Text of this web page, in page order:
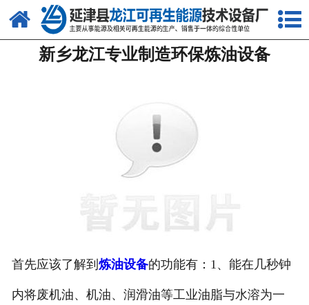
网站首页
关于我们
资质荣誉
联系我们
新乡龙江专业制造环保炼油设备
首先应该了解到 炼油设备的功能有：1、能在几秒钟
内将废机油、机油、润滑油等工业油脂与水溶为一